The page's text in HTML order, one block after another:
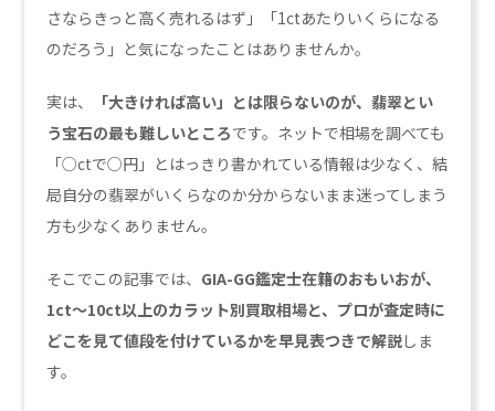
さならきっと高く売れるはず」「1ctあたりいくらになる
のだろう」と気になったことはありませんか。
実は、
「大きければ高い」とは限らないのが、翡翠とい
う宝石の最も難しいところです。ネットで相場を調べても
「○ctで○円」とはっきり書かれている情報は少なく、結
局自分の翡翠がいくらなのか分からないまま迷ってしまう
方も少なくありません。
そこでこの記事では、 GIA-GG鑑定士在籍のおもいおが、
1ct〜10ct以上のカラット別買取相場と、プロが査定時に
どこを見て値段を付けているかを早見表つきで解説しま
す。